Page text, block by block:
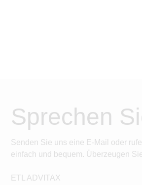
Sprechen
Senden Sie uns eine E-Mail oder
einfach und bequem. Überzeugen
ETL ADVITAX